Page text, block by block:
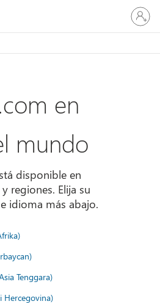
Iniciar
sesión
en
cuenta
en
mundo
disponible en
regiones. Elija su
idioma más abajo.
Tenggara)
Hercegovina)